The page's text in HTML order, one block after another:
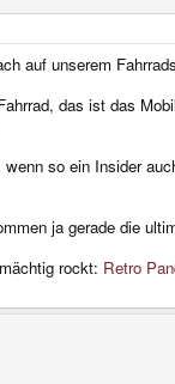
auf unserem
das ist das
so ein Insider
ja gerade die
rockt: Retro